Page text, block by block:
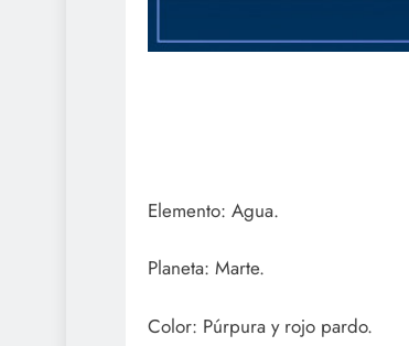
Elemento: Agua.
Planeta: Marte.
Color: Púrpura y rojo pardo.